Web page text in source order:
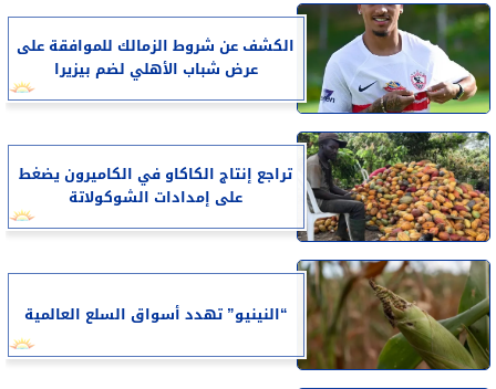
الكشف عن شروط الزمالك للموافقة على
عرض شباب الأهلي لضم بيزيرا
تراجع إنتاج الكاكاو في الكاميرون يضغط
على إمدادات الشوكولاتة
“النينيو” تهدد أسواق السلع العالمية